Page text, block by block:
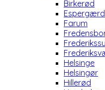
Birkerød
Farum
Helsinge
Helsingør
Hillerød